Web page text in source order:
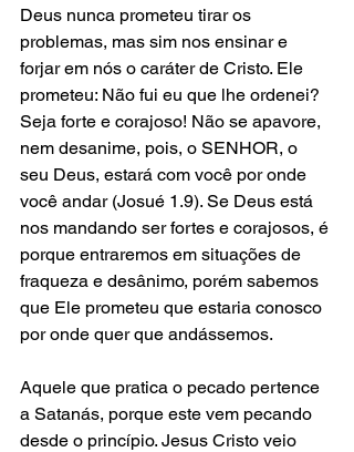
Deus nunca prometeu tirar os
problemas, mas sim nos ensinar e
forjar em nós o caráter de Cristo. Ele
prometeu: Não fui eu que lhe ordenei?
Seja forte e corajoso! Não se apavore,
nem desanime, pois, o SENHOR, o
seu Deus, estará com você por onde
você andar (Josué 1.9). Se Deus está
nos mandando ser fortes e corajosos, é
porque entraremos em situações de
fraqueza e desânimo, porém sabemos
que Ele prometeu que estaria conosco
por onde quer que andássemos.
Aquele que pratica o pecado pertence
a Satanás, porque este vem pecando
desde o princípio. Jesus Cristo veio